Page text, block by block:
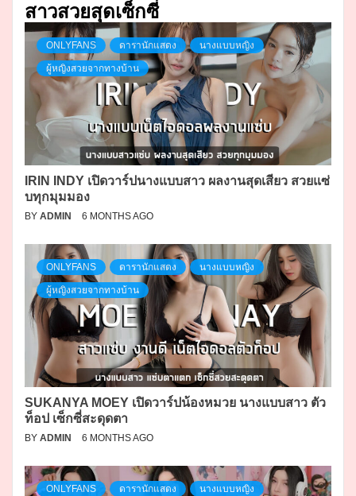
สาวสวยสุดเซ็กซี่
ONLYFANS ดารานักแสดง นางแบบหญิง
ผู้หญิงสวยจากทางบ้าน
IRIN INDY เปิดวาร์ปนางแบบสาว ผลงานสุดเสียว สวยแซ่
บทุกมุมมอง
BY ADMIN 6 MONTHS AGO
ONLYFANS ดารานักแสดง นางแบบหญิง
ผู้หญิงสวยจากทางบ้าน
SUKANYA MOEY เปิดวาร์ปน้องหมวย นางแบบสาว ตัว
ท็อป เซ็กซี่สะดุดตา
BY ADMIN 6 MONTHS AGO
ONLYFANS ดารานักแสดง นางแบบหญิง